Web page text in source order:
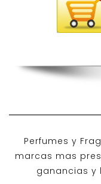
Perfumes y
marcas mas
ganancias y